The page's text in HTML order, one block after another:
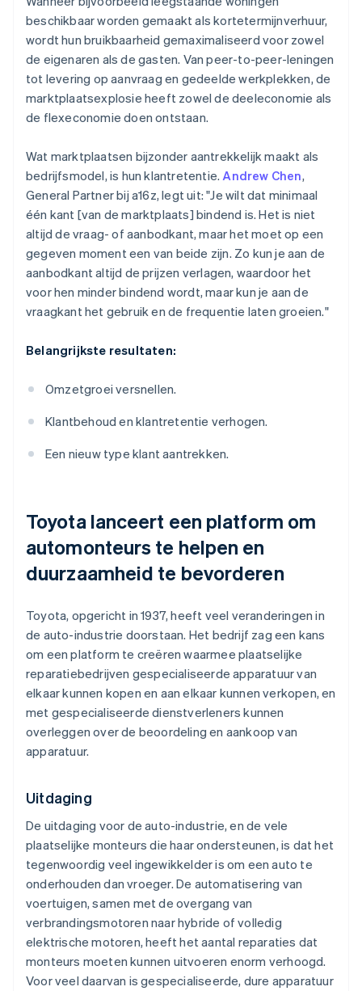
beschikbaar worden gemaakt als kortetermijnverhuur,
wordt hun bruikbaarheid gemaximaliseerd voor zowel
de eigenaren als de gasten. Van peer-to-peer-leningen
tot levering op aanvraag en gedeelde werkplekken, de
marktplaatsexplosie heeft zowel de deeleconomie als
de flexeconomie doen ontstaan.
Wat marktplaatsen bijzonder aantrekkelijk maakt als
bedrijfsmodel, is hun klantretentie.Andrew Chen,
General Partner bij a16z, legt uit: "Je wilt dat minimaal
één kant [van de marktplaats] bindend is. Het is niet
altijd de vraag- of aanbodkant, maar het moet op een
gegeven moment een van beide zijn. Zo kun je aan de
aanbodkant altijd de prijzen verlagen, waardoor het
voor hen minder bindend wordt, maar kun je aan de
vraagkant het gebruik en de frequentie laten groeien."
Belangrijkste resultaten:
Omzetgroei versnellen.
Klantbehoud en klantretentie verhogen.
Een nieuw type klant aantrekken.
Toyota lanceert een platform om
automonteurs te helpen en
duurzaamheid te bevorderen
Toyota, opgericht in 1937, heeft veel veranderingen in
de auto-industrie doorstaan. Het bedrijf zag een kans
om een platform te creëren waarmee plaatselijke
reparatiebedrijven gespecialiseerde apparatuur van
elkaar kunnen kopen en aan elkaar kunnen verkopen, en
met gespecialiseerde dienstverleners kunnen
overleggen over de beoordeling en aankoop van
apparatuur.
Uitdaging
De uitdaging voor de auto-industrie, en de vele
plaatselijke monteurs die haar ondersteunen, is dat het
tegenwoordig veel ingewikkelder is om een auto te
onderhouden dan vroeger. De automatisering van
voertuigen, samen met de overgang van
verbrandingsmotoren naar hybride of volledig
elektrische motoren, heeft het aantal reparaties dat
monteurs moeten kunnen uitvoeren enorm verhoogd.
Voor veel daarvan is gespecialiseerde, dure apparatuur